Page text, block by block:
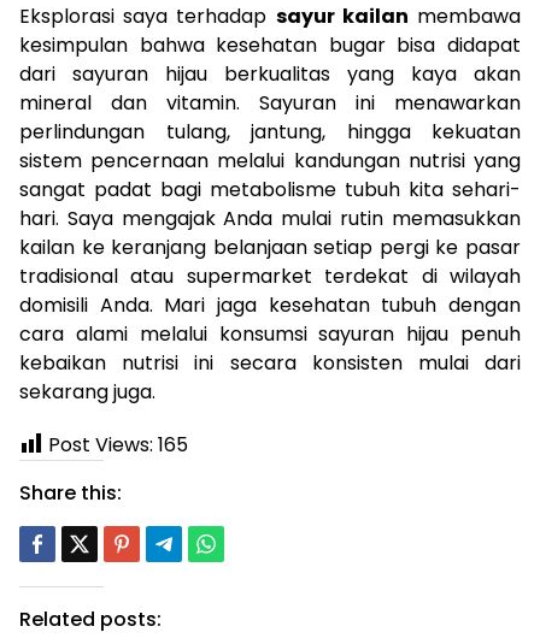
Eksplorasi saya terhadap sayur kailan membawa
kesimpulan bahwa kesehatan bugar bisa didapat
dari sayuran hijau berkualitas yang kaya akan
mineral dan vitamin. Sayuran ini menawarkan
perlindungan tulang, jantung, hingga kekuatan
sistem pencernaan melalui kandungan nutrisi yang
sangat padat bagi metabolisme tubuh kita sehari-
hari. Saya mengajak Anda mulai rutin memasukkan
kailan ke keranjang belanjaan setiap pergi ke pasar
tradisional atau supermarket terdekat di wilayah
domisili Anda. Mari jaga kesehatan tubuh dengan
cara alami melalui konsumsi sayuran hijau penuh
kebaikan nutrisi ini secara konsisten mulai dari
sekarang juga.
Post Views: 165
Share this:
Related posts: